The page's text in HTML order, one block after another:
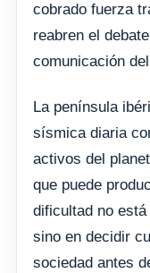
cobrado fuerza
reabren el
comunicación
La península
sísmica diaria
activos del
que puede
dificultad no
sino en decidir
sociedad antes